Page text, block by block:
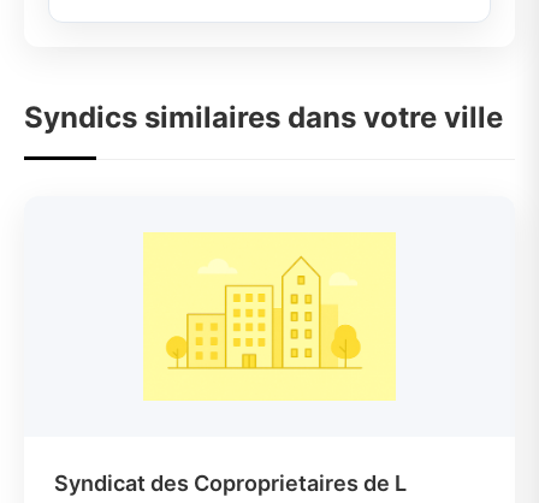
Syndics similaires dans votre ville
Syndicat des Coproprietaires de L